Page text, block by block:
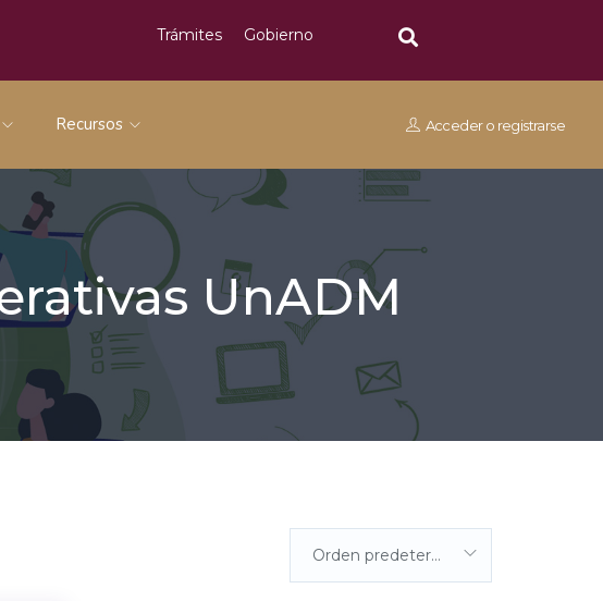
Trámites Gobierno
Recursos Acceder o registrarse
UnADM
Orden predeterminada